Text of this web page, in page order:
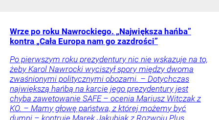
Wrze po roku Nawrockiego. „Największa hańba”
kontra „Cała Europa nam go zazdrości”
Po pierwszym roku prezydentury nic nie wskazuje na to,
żeby Karol Nawrocki wyciszył spory między dwoma
zwaśnionymi politycznymi obozami. – Dotychczas
największą hańbą na karcie jego prezydentury jest
chyba zawetowanie SAFE – ocenia Mariusz Witczak z
KO. – Mamy głowę państwa, z której możemy być
dumni – kontruje Marek Jakubiak z Rozwoju Plus.